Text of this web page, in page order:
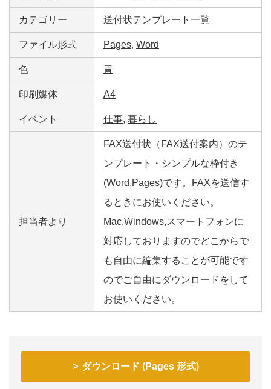
カテゴリー 送付状テンプレート一覧
ファイル形式 Pages, Word
色 青
印刷媒体 A4
イベント 仕事, 暮らし
担当者より
FAX送付状（FAX送付案内）のテ
ンプレート・シンプルな枠付き
(Word,Pages)です。FAXを送信す
るときにお使いください。
Mac,Windows,スマートフォンに
対応しておりますのでどこからで
も自由に編集することが可能です
のでご自由にダウンロードをして
お使いください。
ダウンロード (Pages 形式)